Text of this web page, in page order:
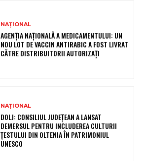
NAȚIONAL
AGENȚIA NAȚIONALĂ A MEDICAMENTULUI: UN
NOU LOT DE VACCIN ANTIRABIC A FOST LIVRAT
CĂTRE DISTRIBUITORII AUTORIZAȚI
NAȚIONAL
DOLJ: CONSILIUL JUDEȚEAN A LANSAT
DEMERSUL PENTRU INCLUDEREA CULTURII
ȚESTULUI DIN OLTENIA ÎN PATRIMONIUL
UNESCO